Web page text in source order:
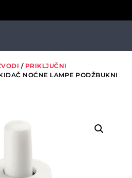
/ PRIKLJUČNI
NOĆNE LAMPE PODŽBUKNI